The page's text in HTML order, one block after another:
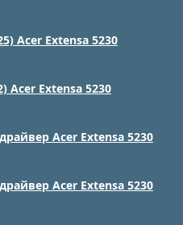
Acer Extensa 5230
Acer Extensa 5230
Acer Extensa 5230
Acer Extensa 5230